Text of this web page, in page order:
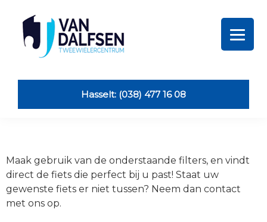
primary
navigation
primary
footer
Dalfsen
TweewielersHasselt: (038) 477 16 08
Maak gebruik van de onderstaande filters, en vindt
direct de fiets die perfect bij u past! Staat uw
gewenste fiets er niet tussen? Neem dan contact
met ons op.